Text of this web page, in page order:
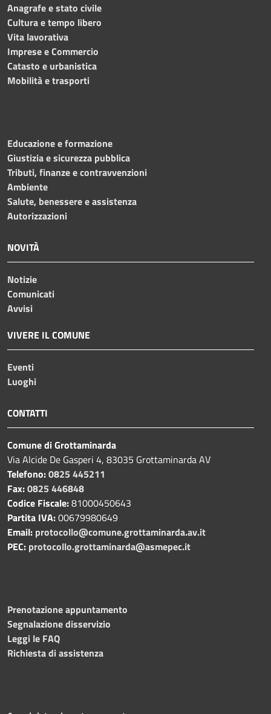
Anagrafe e stato civile
Cultura e tempo libero
Vita lavorativa
Imprese e Commercio
Catasto e urbanistica
Mobilità e trasporti
Educazione e formazione
Giustizia e sicurezza pubblica
Tributi, finanze e contravvenzioni
Ambiente
Salute, benessere e assistenza
Autorizzazioni
NOVITÀ
Notizie
Comunicati
Avvisi
VIVERE IL COMUNE
Eventi
Luoghi
CONTATTI
Comune di Grottaminarda
Via Alcide De Gasperi 4, 83035 Grottaminarda AV
Telefono:0825 445211
Fax:0825 446848
Codice Fiscale:81000450643
Partita IVA:00679980649
Email: protocollo@comune.grottaminarda.av.it
PEC: protocollo.grottaminarda@asmepec.it
Prenotazione appuntamento
Segnalazione disservizio
Leggi le FAQ
Richiesta di assistenza